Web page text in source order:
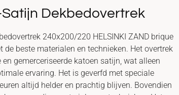
Dekbedovertrek
240x200/220 HELSINKI ZAND brique
beste materialen en technieken. Het overtrek
gemerceriseerde katoen satijn, wat alleen
ervaring. Het is geverfd met speciale
altijd helder en prachtig blijven. Bovendien